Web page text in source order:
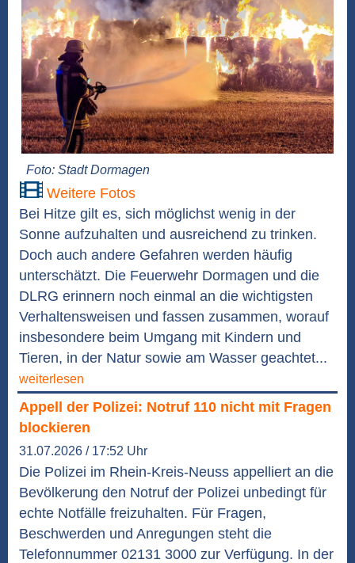
Foto: Stadt Dormagen
Weitere Fotos
Bei Hitze gilt es, sich möglichst wenig in der
Sonne aufzuhalten und ausreichend zu trinken.
Doch auch andere Gefahren werden häufig
unterschätzt. Die Feuerwehr Dormagen und die
DLRG erinnern noch einmal an die wichtigsten
Verhaltensweisen und fassen zusammen, worauf
insbesondere beim Umgang mit Kindern und
Tieren, in der Natur sowie am Wasser geachtet...
weiterlesen
Appell der Polizei: Notruf 110 nicht mit Fragen
blockieren
31.07.2026 / 17:52 Uhr
Die Polizei im Rhein-Kreis-Neuss appelliert an die
Bevölkerung den Notruf der Polizei unbedingt für
echte Notfälle freizuhalten. Für Fragen,
Beschwerden und Anregungen steht die
Telefonnummer 02131 3000 zur Verfügung. In der